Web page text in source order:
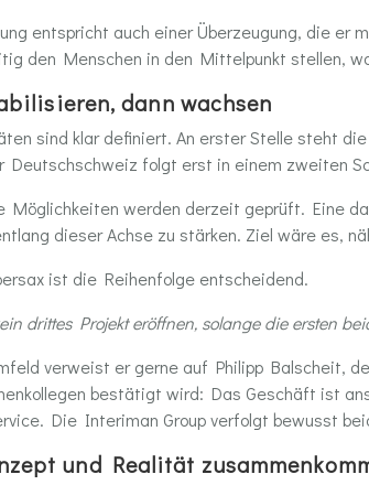
entspricht auch einer Überzeugung, die
den Menschen in den Mittelpunkt stellen,
dann wachsen
sind klar definiert. An erster Stelle steht
Deutschschweiz folgt erst in einem zweiten
Möglichkeiten werden derzeit geprüft. Eine
dieser Achse zu stärken. Ziel wäre es,
ist die Reihenfolge entscheidend.
drittes Projekt eröffnen, solange die ersten
verweist er gerne auf Philipp Balscheit,
bestätigt wird: Das Geschäft ist
Die Interiman Group verfolgt bewusst
und Realität